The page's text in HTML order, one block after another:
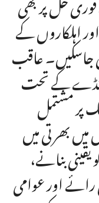
اہلکاروں کے
جاسکیں۔ عاقب
کے تحت
پر مشتمل
بھرتی میں
بنانے،
رائے اور عوامی